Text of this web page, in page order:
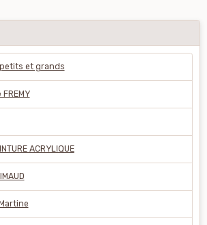
petits et grands
ACRYLIQUE